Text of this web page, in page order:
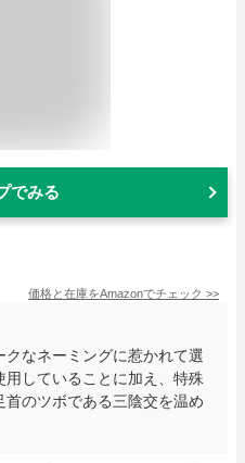
でみる
価格と在庫をAmazonでチェック >>
クなネーミングに惹かれて選
していることに加え、特殊
のツボである三陰交を温め